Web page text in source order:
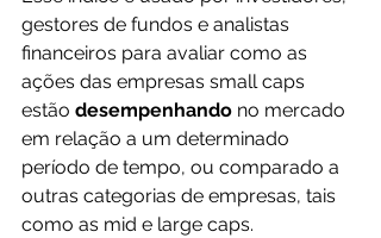
gestores de fundos e analistas
financeiros para avaliar como as
ações das empresas small caps
estão desempenhando no mercado
em relação a um determinado
período de tempo, ou comparado a
outras categorias de empresas, tais
como as mid e large caps.